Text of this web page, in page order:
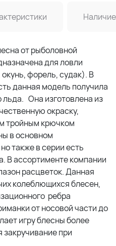
Наличие
от рыболовной
для ловли
форель, судак). В
данная модель получила
Она изготовлена из
окраску,
тройным крючком
в основном
также в серии есть
В ассортименте компании
расцветок. Данная
колеблющихся блесен,
ребра
от носовой части до
игру блесны более
при